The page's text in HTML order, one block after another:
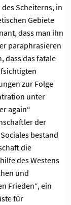
Scheiterns, in
Gebiete
dass man ihn
paraphrasieren
dass das fatale
zur Folge
unter
again“
der
bestand
die
des Westens
und
Frieden“, ein
für